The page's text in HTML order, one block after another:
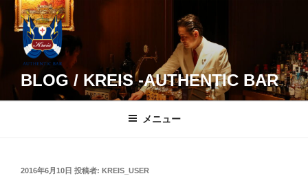
コ
BLOG / KREIS -AUTHENTIC BAR
メニュー
投
2016年6月10日 投稿者: KREIS_USER